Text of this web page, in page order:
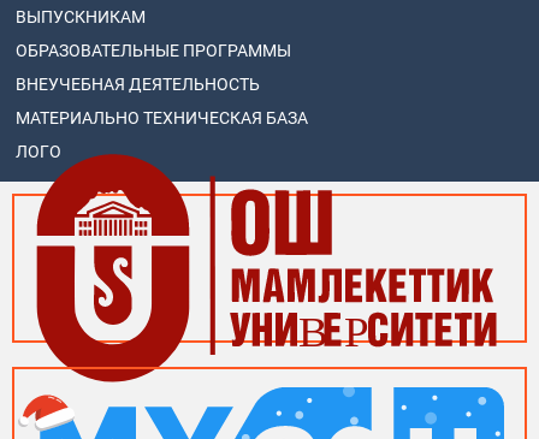
ВЫПУСКНИКАМ
ОБРАЗОВАТЕЛЬНЫЕ ПРОГРАММЫ
ВНЕУЧЕБНАЯ ДЕЯТЕЛЬНОСТЬ
МАТЕРИАЛЬНО ТЕХНИЧЕСКАЯ БАЗА
ЛОГО